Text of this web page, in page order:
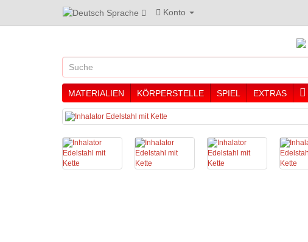
Sprache Konto
MATERIALIEN KÖRPERSTELLE SPIEL EXTRAS